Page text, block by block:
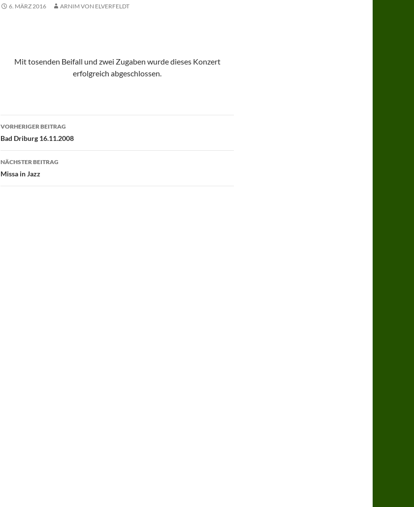
6. MÄRZ 2016 ARNIM VON ELVERFELDT
Mit tosenden Beifall und zwei Zugaben wurde dieses Konzert
erfolgreich abgeschlossen.
Beitragsnavigation
VORHERIGER BEITRAG
Bad Driburg 16.11.2008
NÄCHSTER BEITRAG
Missa in Jazz